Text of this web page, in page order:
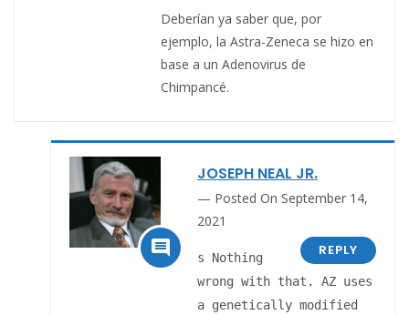
Deberían ya saber que, por
ejemplo, la Astra-Zeneca se hizo en
base a un Adenovirus de
Chimpancé.

JOSEPH NEAL JR.
Posted On September 14,
2021
REPLY
s Nothing
wrong with that. AZ uses
a genetically modified